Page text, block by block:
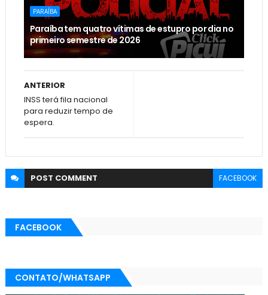
PARAÍBA
Paraíba tem quatro vítimas de estupro por dia no
primeiro semestre de 2026
ANTERIOR
INSS terá fila nacional
para reduzir tempo de
espera.
POST COMMENT FACEBOOK
FACEBOOK
CONTATO/WHATSAPP